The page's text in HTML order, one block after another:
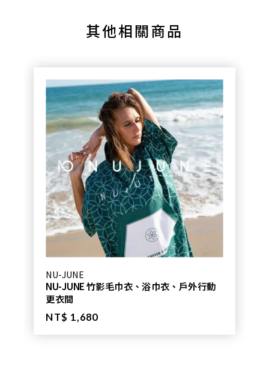
其他相關商品
NU-JUNE
NU-JUNE 竹影毛巾衣、浴巾衣、戶外行動
更衣間
NT$ 1,680